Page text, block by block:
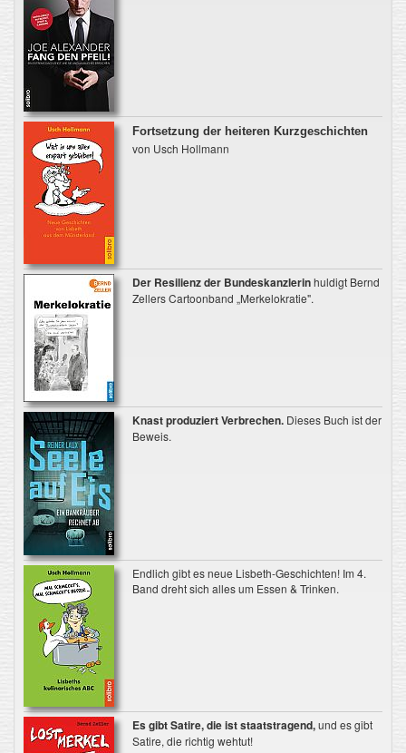
Fortsetzung der heiteren Kurzgeschichten
von Usch Hollmann
Der Resilienz der Bundeskanzlerinhuldigt Bernd
Zellers Cartoonband „Merkelokratie".
Knast produziert Verbrechen.Dieses Buch ist der
Beweis.
Endlich gibt es neue Lisbeth-Geschichten! Im 4.
Band dreht sich alles um Essen & Trinken.
Es gibt Satire, die ist staatstragend,und es gibt
Satire, die richtig wehtut!